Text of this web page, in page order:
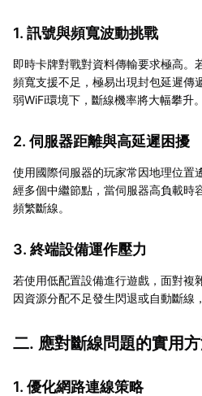
1. 訊號與頻寬波動挑戰
即時卡牌對戰對資料傳輸要求極高。
頻寬支援不足，極易出現封包延遲傳
弱WiFi環境下，斷線機率將大幅攀升。
2. 伺服器距離與高延遲困擾
使用國際伺服器的玩家常因地理位置
經多個中繼節點，當伺服器高負載時
頻繁斷線。
3. 終端設備運作壓力
若使用低配置設備進行遊戲，面對複
因資源分配不足發生閃退或自動斷線
二. 應對斷線問題的實用
1. 優化網路連線策略